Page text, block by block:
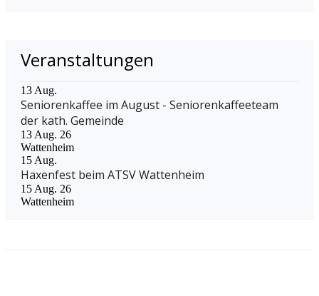
Veranstaltungen
13 Aug.
Seniorenkaffee im August - Seniorenkaffeeteam
der kath. Gemeinde
13 Aug. 26
Wattenheim
15 Aug.
Haxenfest beim ATSV Wattenheim
15 Aug. 26
Wattenheim